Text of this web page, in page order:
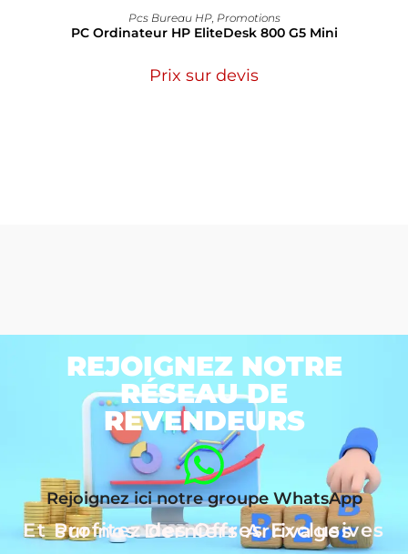
Pcs Bureau HP, Promotions
PC Ordinateur HP EliteDesk 800 G5 Mini
Prix sur devis
REJOIGNEZ NOTRE
RÉSEAU DE
REVENDEURS
Rejoignez ici notre groupe WhatsApp
Et Profitez des Offres Exclusives sur nos Derniers Arrivages